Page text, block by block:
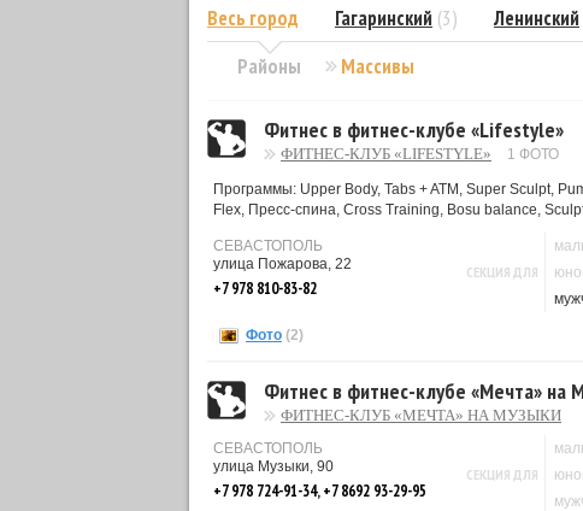
Районы
Весь город Гагаринский (3) Ленинский
Массивы
Фитнес в фитнес-клубе «Lifestyle»
ФИТНЕС-КЛУБ «LIFESTYLE» 1 ФОТО
Программы: Upper Body, Tabs + ATM, Super Sculpt,
Flex, Пресс-спина, Cross Training, Bosu balance,
СЕВАСТОПОЛЬ
улица Пожарова, 22
+7 978 810-83-82
СЕКЦИЯ ДЛЯ
Фото (2)
Фитнес в фитнес-клубе «Мечта» на
ФИТНЕС-КЛУБ «МЕЧТА» НА МУЗЫКИ
СЕВАСТОПОЛЬ
улица Музыки, 90
+7 978 724-91-34, +7 8692 93-29-95
СЕКЦИЯ ДЛЯ